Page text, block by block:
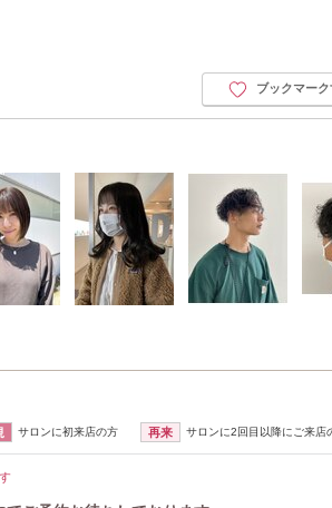
ブックマーク
サロンに初来店の方 再来 サロンに2回目以降にご来店